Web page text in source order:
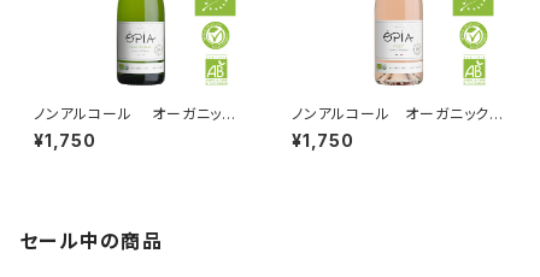
ノンアルコール オーガニック
シャルドネスパークリング
¥1,750
ノンアルコール オーガニックロ
ゼ スパークリング 750ml
¥1,750
セール中の商品